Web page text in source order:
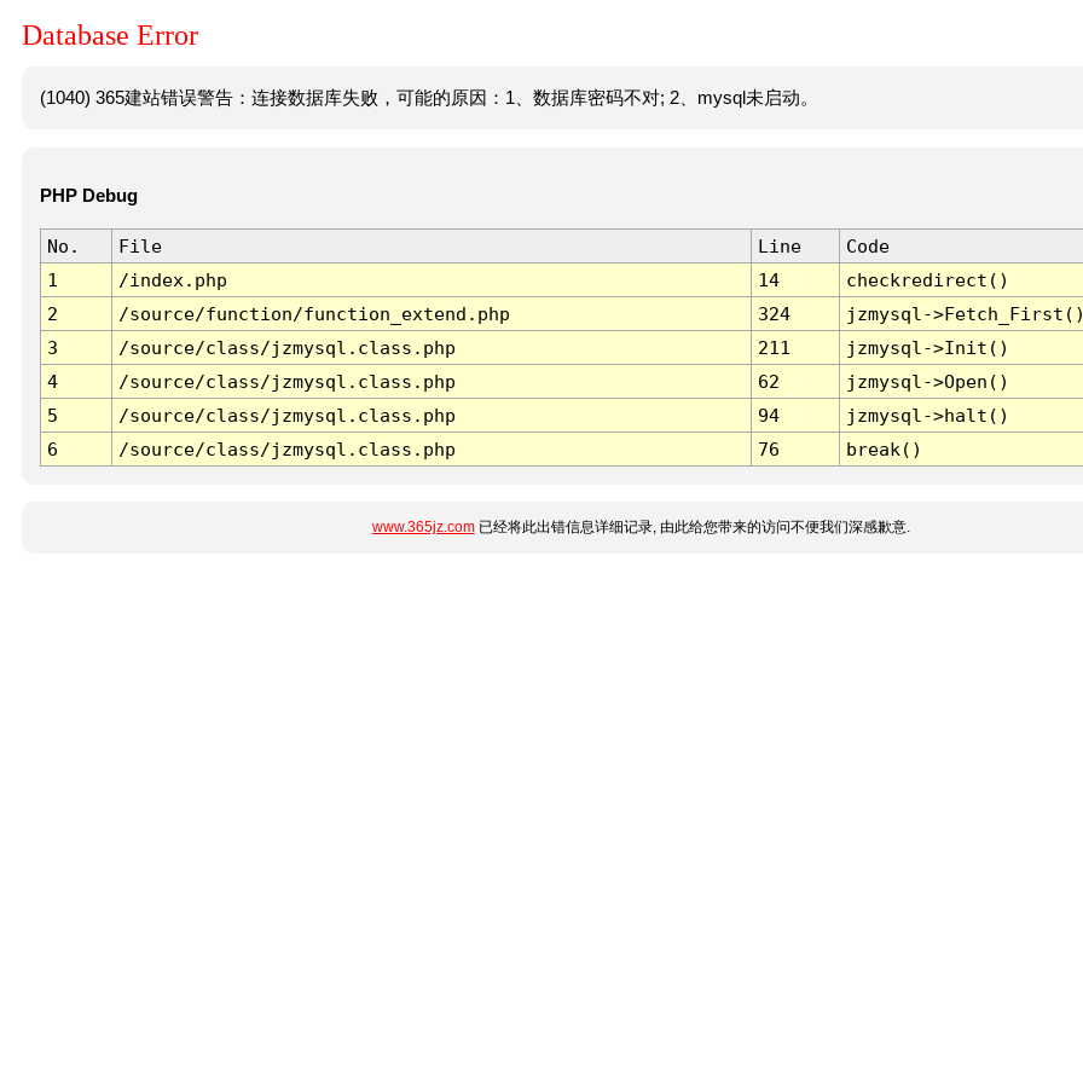
Database Error
(1040) 365建站错误警告：连接数据库失败，可能的原因：1、数据库密码不对; 2、mysql未启动。
PHP Debug
No. File Line
Code
1
/index.php 14
checkredirect()
2
/source/function/function_extend.php 324
jzmysql-
3
/source/class/jzmysql.class.php 211
jzmysql->Init()
4
/source/class/jzmysql.class.php 62
jzmysql->Open()
5
/source/class/jzmysql.class.php 94
jzmysql->halt()
6
/source/class/jzmysql.class.php 76 break()
www.365jz.com已经将此出错信息详细记录, 由此给您带来的访问不便我们深感歉意.